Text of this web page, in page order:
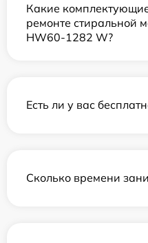
Какие
ремонте стиральной
HW60-1282 W?
Есть ли у вас
Сколько времени